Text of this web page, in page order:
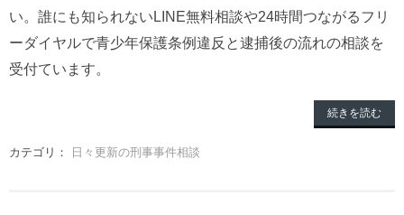
い。誰にも知られないLINE無料相談や24時間つながるフリ
ーダイヤルで青少年保護条例違反と逮捕後の流れの相談を
受付ています。
続きを読む
カテゴリ： 日々更新の刑事事件相談